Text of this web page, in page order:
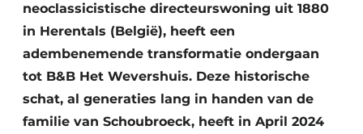
neoclassicistische directeurswoning uit 1880
in Herentals (België), heeft een
adembenemende transformatie ondergaan
tot B&B Het Wevershuis. Deze historische
schat, al generaties lang in handen van de
familie van Schoubroeck, heeft in April 2024